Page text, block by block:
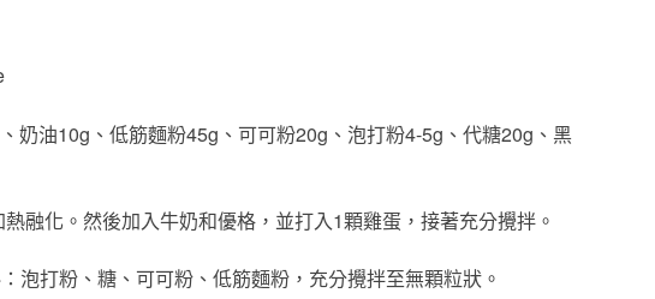
奶油10g、低筋麵粉45g、可可粉20g、泡打粉4-5g、代糖20g、黑
融化。然後加入牛奶和優格，並打入1顆雞蛋，接著充分攪拌。
泡打粉、糖、可可粉、低筋麵粉，充分攪拌至無顆粒狀。